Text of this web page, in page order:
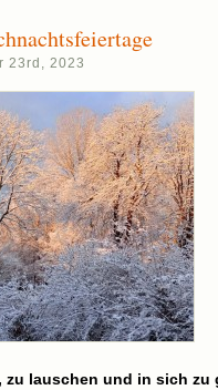
23rd, 2023
zu lauschen und in sich zu